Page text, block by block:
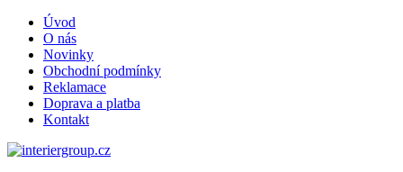
Úvod
O nás
Novinky
Obchodní podmínky
Reklamace
Doprava a platba
Kontakt